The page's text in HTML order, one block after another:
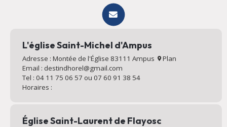
L'église Saint-Michel d'Ampus
Adresse : Montée de l'Église 83111 Ampus
Plan
Email : destindhorel@gmail.com
Tel : 04 11 75 06 57 ou 07 60 91 38 54
Horaires :
Église Saint-Laurent de Flayosc